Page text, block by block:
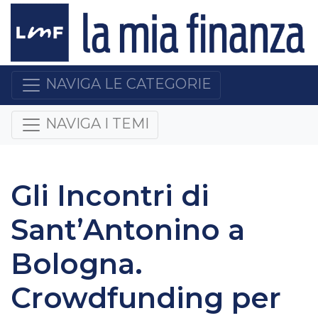
NAVIGA LE CATEGORIE
NAVIGA I TEMI
Gli Incontri di
Sant’Antonino a
Bologna.
Crowdfunding per